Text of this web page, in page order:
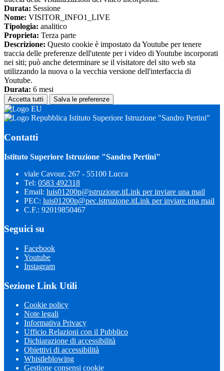
Durata: Sessione
Nome: VISITOR_INFO1_LIVE
Tipologia: analitico
Proprieta: Terza parte
Descrizione: Questo cookie è impostato da Youtube per tenere
traccia delle preferenze dell'utente per i video di Youtube incorporati
nei siti; può anche determinare se il visitatore del sito web sta
utilizzando la nuova o la vecchia versione dell'interfaccia di
Youtube.
Durata: 6 mesi
Accetta tutti Salva le preferenze
Istituto Superiore Istruzione "Sandro Pertini"
Contatti
Istituto Superiore Istruzione "Sandro Pertini"
viale Cavour, 267 - 55100 Lucca
Tel: 0583 492318
Email: luis01200p@istruzione.itLink per inviare una mail
PEC: luis01200p@pec.istruzione.itLink per inviare una mail
C.F.: 92019850467
Seguici su
Facebook
Youtube
Instagram
Sezione Link Utili
Cookie policy
Note legali
Informativa Privacy
Ufficio Relazioni con il Pubblico
Dichiarazione di accessibilità
Obiettivi di accessibilità
Whistleblowing
Gestione consensi cookie